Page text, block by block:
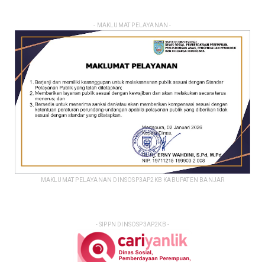
- MAKLUMAT PELAYANAN -
MAKLUMAT PELAYANAN DINSOSP3AP2KB KABUPATEN BANJAR
- SIPPN DINSOSP3AP2KB -